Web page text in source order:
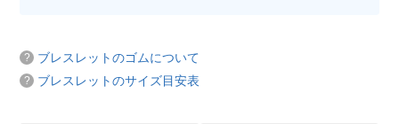
ブレスレットのゴムについて
ブレスレットのサイズ目安表